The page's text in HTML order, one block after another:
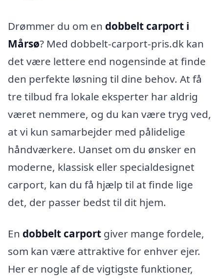
Drømmer du om en dobbelt carport i
Mårsø? Med dobbelt-carport-pris.dk kan
det være lettere end nogensinde at finde
den perfekte løsning til dine behov. At få
tre tilbud fra lokale eksperter har aldrig
været nemmere, og du kan være tryg ved,
at vi kun samarbejder med pålidelige
håndværkere. Uanset om du ønsker en
moderne, klassisk eller specialdesignet
carport, kan du få hjælp til at finde lige
det, der passer bedst til dit hjem.
En dobbelt carport giver mange fordele,
som kan være attraktive for enhver ejer.
Her er nogle af de vigtigste funktioner,